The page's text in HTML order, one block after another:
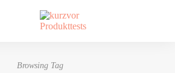
Browsing Tag